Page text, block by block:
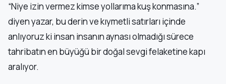
“Niye izin vermez kimse yollarıma kuş konmasına.”
diyen yazar, bu derin ve kıymetli satırları içinde
anlıyoruz ki insan insanın aynası olmadığı sürece
tahribatın en büyüğü bir doğal sevgi felaketine kapı
aralıyor.